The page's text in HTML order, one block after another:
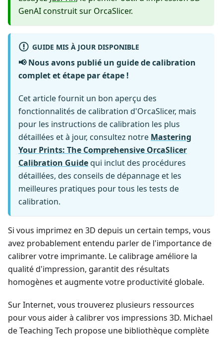
GenAI construit sur OrcaSlicer.
GUIDE MIS À JOUR DISPONIBLE
📢 Nous avons publié un guide de calibration
complet et étape par étape !
Cet article fournit un bon aperçu des
fonctionnalités de calibration d'OrcaSlicer, mais
pour les instructions de calibration les plus
détaillées et à jour, consultez notre Mastering
Your Prints: The Comprehensive OrcaSlicer
Calibration Guidequi inclut des procédures
détaillées, des conseils de dépannage et les
meilleures pratiques pour tous les tests de
calibration.
Si vous imprimez en 3D depuis un certain temps, vous
avez probablement entendu parler de l'importance de
calibrer votre imprimante. Le calibrage améliore la
qualité d'impression, garantit des résultats
homogènes et augmente votre productivité globale.
Sur Internet, vous trouverez plusieurs ressources
pour vous aider à calibrer vos impressions 3D. Michael
de Teaching Tech propose une bibliothèque complète